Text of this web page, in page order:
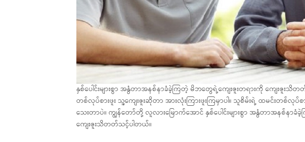
နှစ်ပေါင်းများစွာ အနွံတာအနစ်နာခံခဲ့ကြတဲ့ မိဘတွေရဲ့ကျေးဇူးတရားကို ကျေးဇူး
တစ်လုပ်စားဖူး သူ့ကျေးဇူးဆိုတာ အားလုံးကြားဖူးကြမှာပါ။ သူစိမ်းရဲ့ ထမင်းတစ်လုပ်စာ
သေးတာပဲ။ ကျွန်တော်တို့ လူလားမြောက်အောင် နှစ်ပေါင်းများစွာ အနွံတာအနစ်န
ကျေးဇူးသိတတ်သင့်ပါတယ်။